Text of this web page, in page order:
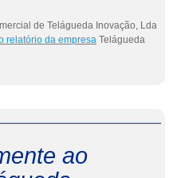
de Telágueda Inovação, Lda
relatório da empresa Telágueda
ao